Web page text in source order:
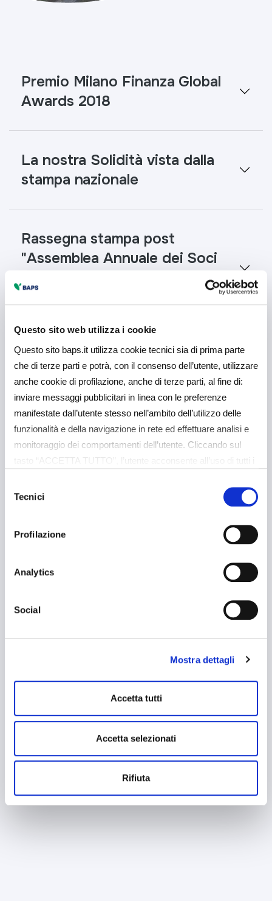
Questo sito web utilizza i cookie
Questo sito baps.it utilizza cookie tecnici sia di prima parte
che di terze parti e potrà, con il consenso dell’utente, utilizzare
anche cookie di profilazione, anche di terze parti, al fine di:
inviare messaggi pubblicitari in linea con le preferenze
manifestate dall’utente stesso nell’ambito dell’utilizzo delle
funzionalità e della navigazione in rete ed effettuare analisi e
monitoraggio dei comportamenti dell’utente. Cliccando sul
analitici. Il consenso è facoltativo e può essere revocato in
qualsiasi momento. Se l’utente desidera gestire le proprie
preferenze può cliccare sul tasto “Dettagli” (accessibile in
ogni momento, cliccando l’icona del lucchetto disponibile in
linkhttps://baps.it/cookie-policy/
. Per sapere di più sui
da dove è possibile
esprimere le preferenze sui singoli cookie. Chiudendo questo
mantenendo le impostazioni di default (solo cookie tecnici
attivi).
delTecnici
Profilazione
Analytics
Social
Mostra dettagli
Accetta tutti
Accetta selezionati
Rifiuta
Premio Milano Finanza Global
Awards 2018
La nostra Solidità vista dalla
stampa nazionale
Rassegna stampa post
"Assemblea Annuale dei Soci
per l'approvazione del Bilancio